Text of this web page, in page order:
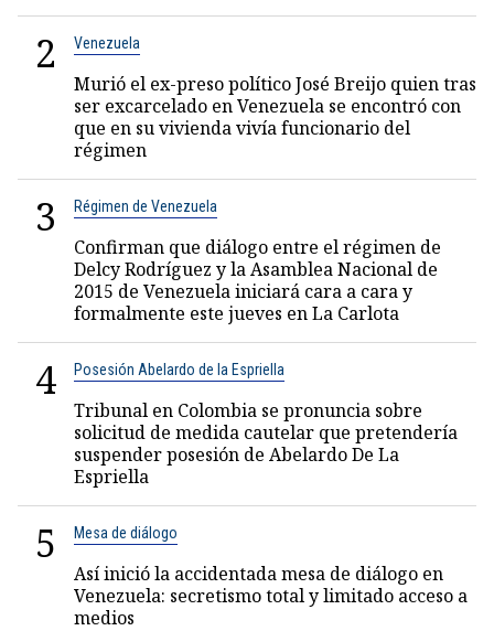
2 Venezuela
Murió el ex-preso político José Breijo quien tras
ser excarcelado en Venezuela se encontró con
que en su vivienda vivía funcionario del
régimen
3 Régimen de Venezuela
Confirman que diálogo entre el régimen de
Delcy Rodríguez y la Asamblea Nacional de
2015 de Venezuela iniciará cara a cara y
formalmente este jueves en La Carlota
4 Posesión Abelardo de la Espriella
Tribunal en Colombia se pronuncia sobre
solicitud de medida cautelar que pretendería
suspender posesión de Abelardo De La
Espriella
5 Mesa de diálogo
Así inició la accidentada mesa de diálogo en
Venezuela: secretismo total y limitado acceso a
medios